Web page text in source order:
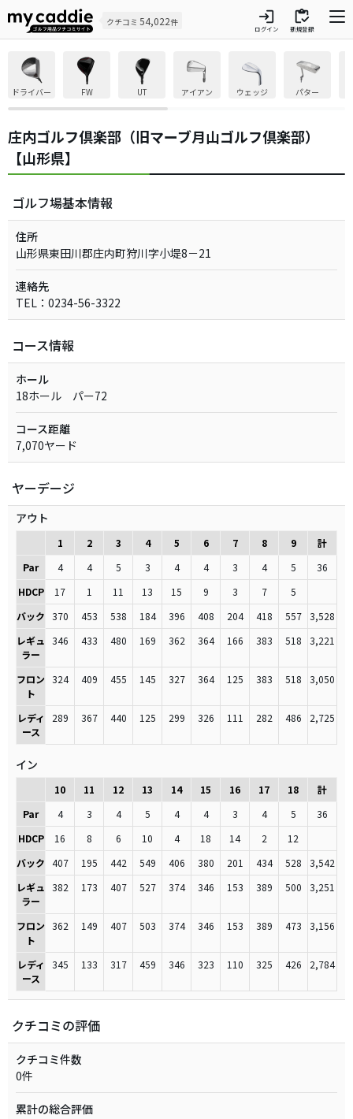
クチコミ 54,022件 login
ログイン
inventory
新規登録
ドライバー FW UT アイアン ウェッジ パター
庄内ゴルフ倶楽部（旧マーブ月山ゴルフ倶楽部）
【山形県】
ゴルフ場基本情報
住所
山形県東田川郡庄内町狩川字小堤8－21
連絡先
TEL：0234-56-3322
コース情報
ホール
18ホール パー72
コース距離
7,070ヤード
ヤーデージ
アウト
1 2 3 4 5 6 7 8 9
計
Par
4 4 5 3 4 4 3 4 5
36
HDCP
17 1 11 13 15 9 3 7
5
バック 370 453 538 184 396 408 204 418 557
3,528
レギュ
ラー
346 433 480 169 362 364 166 383 518 3,221
フロン
ト
324 409 455 145 327 364 125 383 518 3,050
レディ
ース
289 367 440 125 299 326 111 282 486 2,725
イン
10 11 12 13 14 15 16 17 18
計
Par
4 3 4 5 4 4 3 4 5
36
HDCP
16 8 6 10 4 18 14 2
12
バック 407 195 442 549 406 380 201 434 528
3,542
レギュ
ラー
382 173 407 527 374 346 153 389 500 3,251
フロン
ト
362 149 407 503 374 346 153 389 473 3,156
レディ
ース
345 133 317 459 346 323 110 325 426 2,784
クチコミの評価
クチコミ件数
0件
累計の総合評価